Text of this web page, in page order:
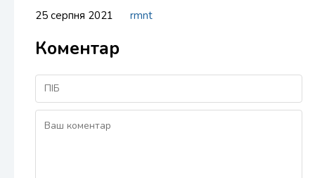
25 серпня 2021 rmnt
Коментар